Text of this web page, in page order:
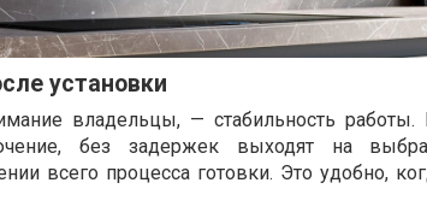
установки
владельцы, — стабильность
без задержек выходят на
всего процесса готовки. Это удобно,